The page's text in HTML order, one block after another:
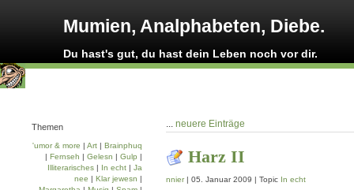
Mumien, Analphabeten, Diebe.
Du hast's gut, du hast dein Leben noch vor dir.
... neuere Einträge
Harz II
nnier| 05. Januar 2009 | Topic In echt
Themen
'umor & more | Art | Brainphuq
| Fernseh | Gelesn | Gulp |
Illiterarisches | In echt | Ja
nee | Klar jewesn |